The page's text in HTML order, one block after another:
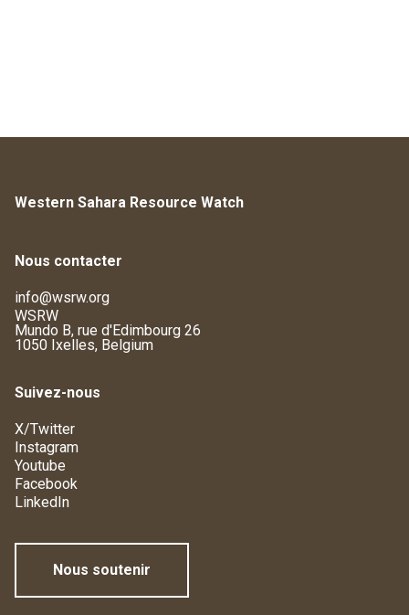
Western Sahara Resource Watch
Nous contacter
info@wsrw.org
WSRW
Mundo B, rue d'Edimbourg 26
1050 Ixelles, Belgium
Suivez-nous
X/Twitter
Instagram
Youtube
Facebook
LinkedIn
Nous soutenir